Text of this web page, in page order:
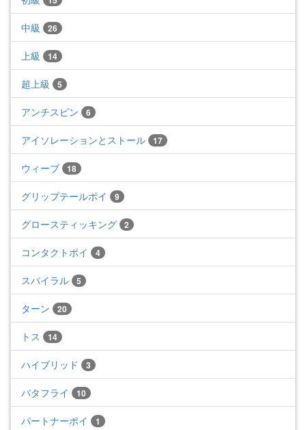
中級 26
上級 14
超上級 5
アンチスピン 6
アイソレーションとストール 17
ウィーブ 18
グリップテールポイ 9
グロースティッキング 2
コンタクトポイ 4
スパイラル 5
ターン 20
トス 14
ハイブリッド 3
バタフライ 10
パートナーポイ 1